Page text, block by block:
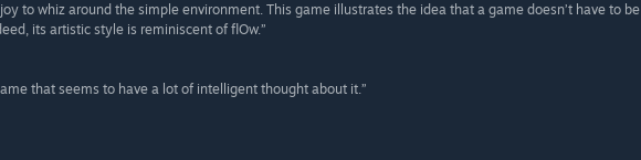
to whiz around the simple environment. This game illustrates the idea that a game doesn’t have to be
its artistic style is reminiscent of flOw.”
that seems to have a lot of intelligent thought about it.”